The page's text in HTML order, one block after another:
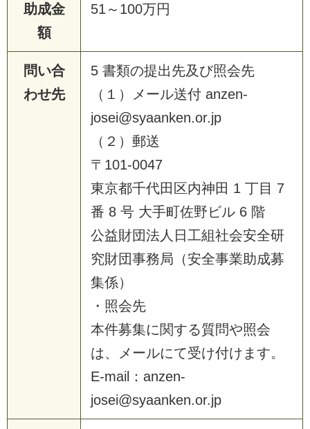
助成金
額
51～100万円
問い合
わせ先
5 書類の提出先及び照会先
（１）メール送付 anzen-
josei@syaanken.or.jp
（２）郵送
〒101-0047
東京都千代田区内神田 1 丁目 7
番 8 号 大手町佐野ビル 6 階
公益財団法人日工組社会安全研
究財団事務局（安全事業助成募
集係）
・照会先
本件募集に関する質問や照会
は、メールにて受け付けます。
E-mail：anzen-
josei@syaanken.or.jp